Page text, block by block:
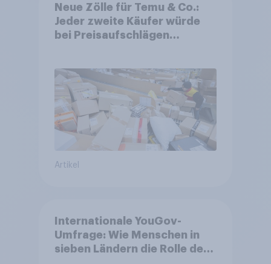
Neue Zölle für Temu & Co.:
Jeder zweite Käufer würde
bei Preisaufschlägen
Artikel
Internationale YouGov-
Umfrage: Wie Menschen in
sieben Ländern die Rolle der